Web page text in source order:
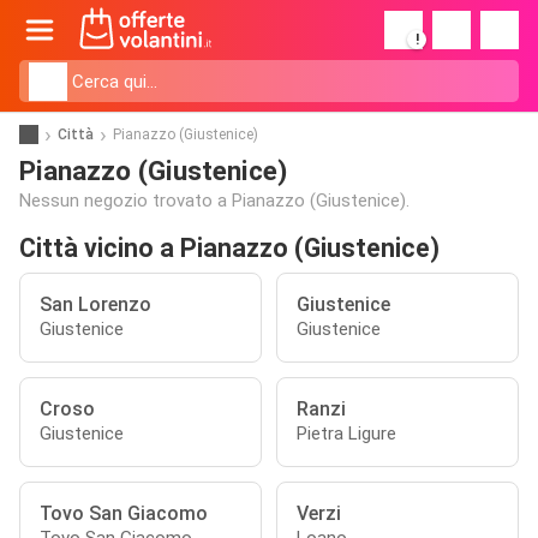
!
Città Pianazzo (Giustenice)
Pianazzo (Giustenice)
Nessun negozio trovato a Pianazzo (Giustenice).
Città vicino a Pianazzo (Giustenice)
San Lorenzo
Giustenice
Giustenice
Giustenice
Croso
Giustenice
Ranzi
Pietra Ligure
Tovo San Giacomo Verzi